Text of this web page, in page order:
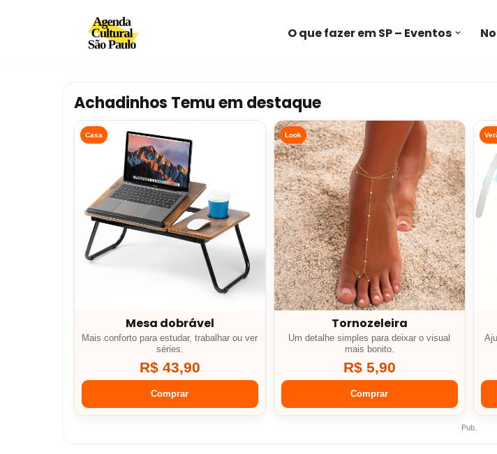
O que fazer em SP – Eventos
Achadinhos Temu em destaque
Casa
Mesa dobrável
Mais conforto para estudar, trabalhar ou ver
séries.
R$ 43,90
Comprar
Look
Tornozeleira
Um detalhe simples para deixar o visual
mais bonito.
R$ 5,90
Comprar
Pub.